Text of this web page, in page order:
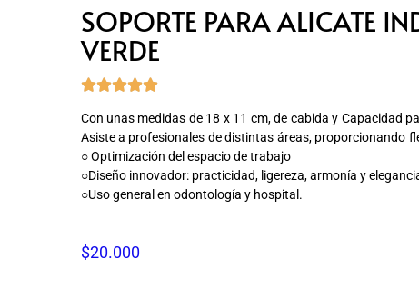
SOPORTE PARA ALICATE
VERDE

Con unas medidas de 18 x 11 cm, de cabida y Capacidad
Asiste a profesionales de distintas áreas, proporcionando
○ Optimización del espacio de trabajo
○Diseño innovador: practicidad, ligereza, armonía y
○Uso general en odontología y hospital.
$20.000